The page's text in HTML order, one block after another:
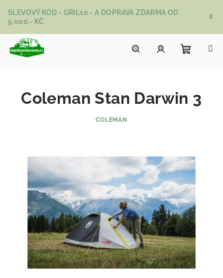
SLEVOVÝ KÓD - GRIL10 - A DOPRAVA ZDARMA OD
5.000,- KČ
Coleman Stan Darwin 3
COLEMAN